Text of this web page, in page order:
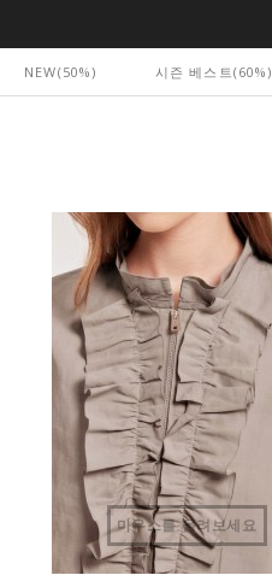
NEW(50%) 시즌 베스트(60%)
마우스를 올려보세요